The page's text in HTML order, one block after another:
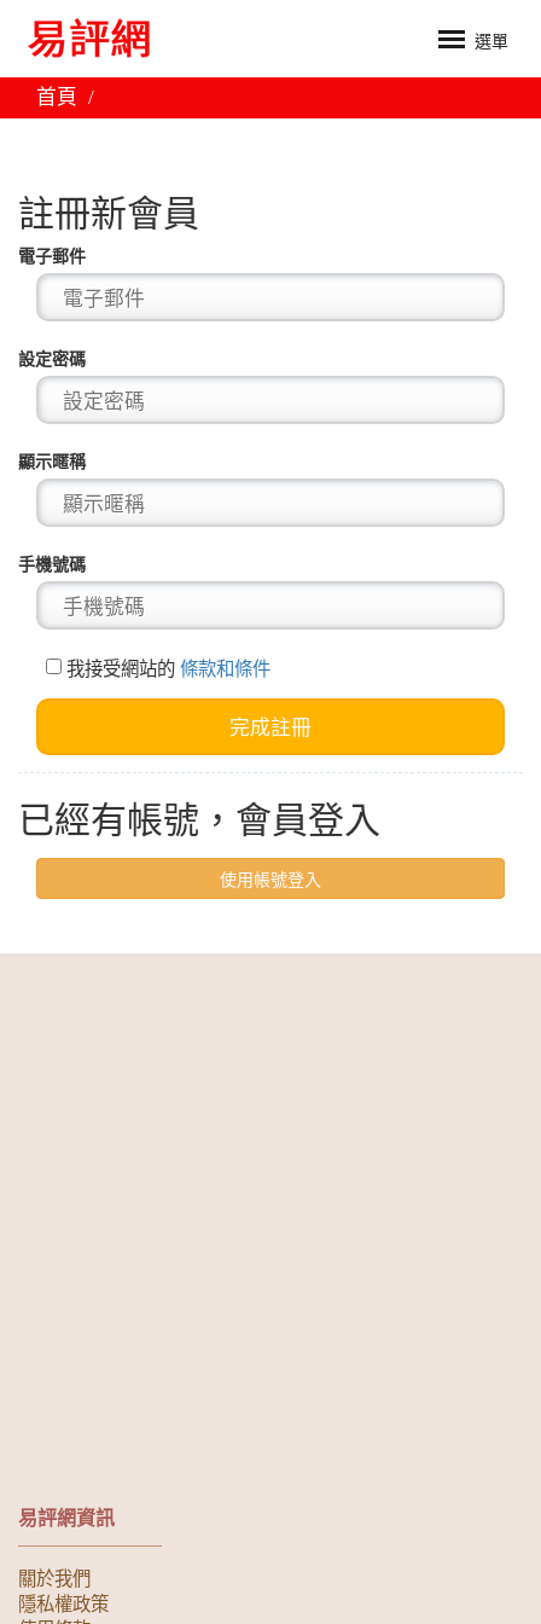
選單
首頁
註冊新會員
電子郵件
設定密碼
顯示暱稱
手機號碼
我接受網站的條款和條件
已經有帳號，會員登入
易評網資訊
關於我們
隱私權政策